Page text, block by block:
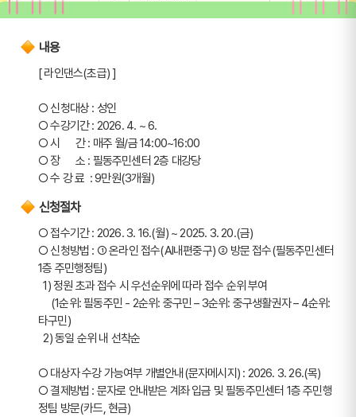
내용
[ 라인댄스(초급) ]
○ 신청대상 : 성인
○ 수강기간 : 2026. 4. ~ 6.
○ 시      간 : 매주 월/금 14:00~16:00
○ 장      소 : 필동주민센터 2층 대강당
○ 수 강 료  : 9만원(3개월)
신청절차
○ 접수기간 : 2026. 3. 16.(월) ~ 2025. 3. 20.(금)
○ 신청방법 : ➀ 온라인 접수(AI내편중구) ➁ 방문 접수(필동주민센터
1층 주민행정팀)
  1) 정원 초과 접수 시 우선순위에 따라 접수 순위 부여
타구민)
  2) 동일 순위 내 선착순
○ 대상자 수강 가능여부 개별안내(문자메시지) : 2026. 3. 26.(목)
○ 결제방법 : 문자로 안내받은 계좌 입금 및 필동주민센터 1층 주민행
정팀 방문(카드, 현금)